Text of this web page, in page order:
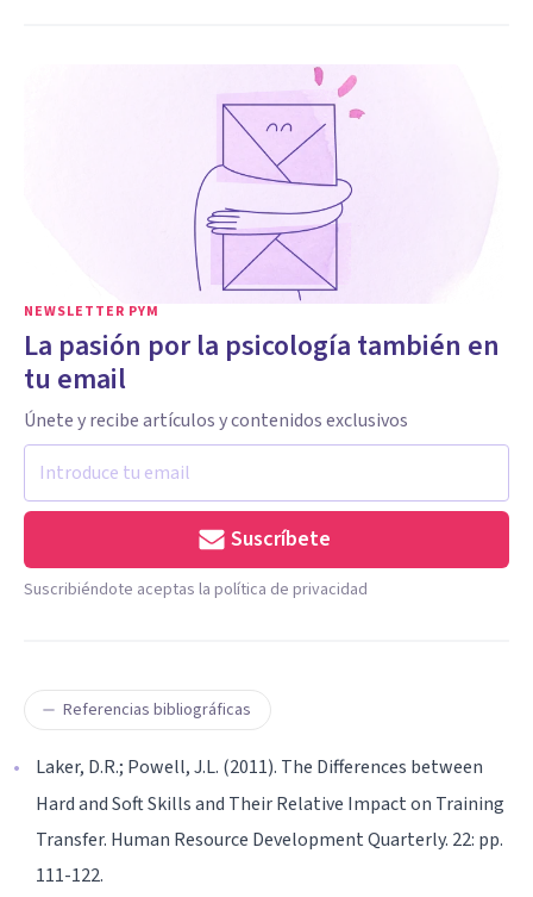
NEWSLETTER PYM
La pasión por la psicología también en
tu email
Únete y recibe artículos y contenidos exclusivos
Suscríbete
Suscribiéndote aceptas la política de privacidad
Referencias bibliográficas
Laker, D.R.; Powell, J.L. (2011). The Differences between
Hard and Soft Skills and Their Relative Impact on Training
Transfer. Human Resource Development Quarterly. 22: pp.
111-122.